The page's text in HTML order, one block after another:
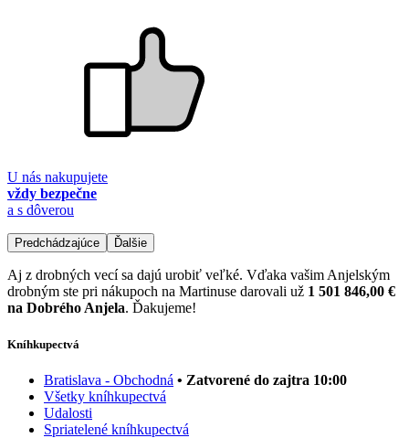
U nás nakupujete
vždy bezpečne
a s dôverou
Predchádzajúce Ďalšie
Aj z drobných vecí sa dajú urobiť veľké. Vďaka vašim Anjelským
drobným ste pri nákupoch na Martinuse darovali už 1 501 846,00 €
na Dobrého Anjela. Ďakujeme!
Kníhkupectvá
Bratislava - Obchodná • Zatvorené do zajtra 10:00
Všetky kníhkupectvá
Udalosti
Spriatelené kníhkupectvá